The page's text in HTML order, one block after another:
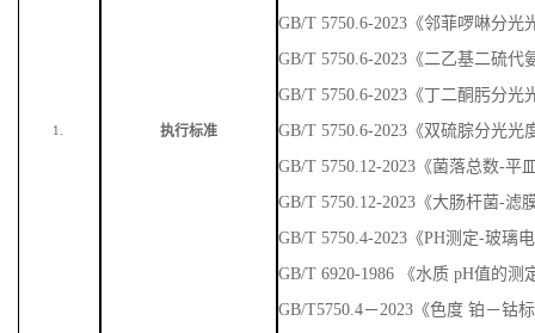
1. 执行标准
GB/T 5750.6-2023《邻菲啰啉分光
GB/T 5750.6-2023《二乙基二硫
GB/T 5750.6-2023《丁二酮肟分光
GB/T 5750.6-2023《双硫腙分光光
GB/T 5750.12-2023《菌落总数-平
GB/T 5750.12-2023《大肠杆菌-滤
GB/T 5750.4-2023《PH测定-玻璃
GB/T 6920-1986 《水质 pH值的测
GB/T5750.4－2023《色度 铂－钴